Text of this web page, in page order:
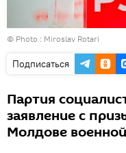
© Photo : Miroslav Rotari
Подписаться
Партия
заявление с
Молдове